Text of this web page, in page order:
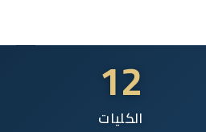
12
الكليات